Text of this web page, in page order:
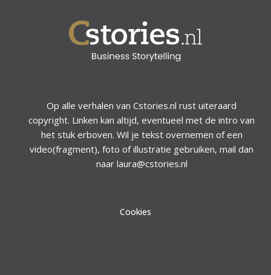
Op alle verhalen van Cstories.nl rust uiteraard
copyright. Linken kan altijd, eventueel met de intro van
het stuk erboven. Wil je tekst overnemen of een
video(fragment), foto of illustratie gebruiken, mail dan
naar laura@cstories.nl
Cookies